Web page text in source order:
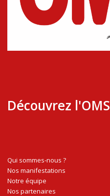
Découvrez l'OMS
Qui sommes-nous ?
Nos manifestations
Notre équipe
Nos partenaires